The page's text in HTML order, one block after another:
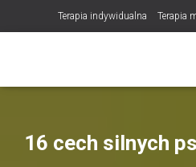
Terapia indywidualna Terapia
NOWOŚĆ! Trening
16 cech silnych